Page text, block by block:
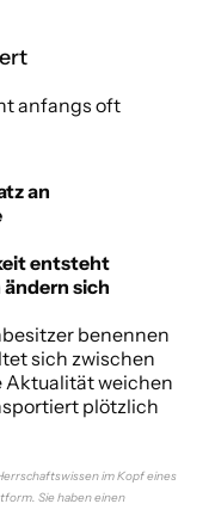
anfangs oft
an
entsteht
sich
benennen
sich zwischen
Aktualität weichen
plötzlich
im Kopf eines
Sie haben einen